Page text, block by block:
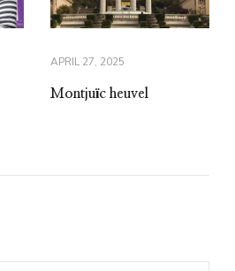
APRIL 27, 2025
Montjuïc heuvel